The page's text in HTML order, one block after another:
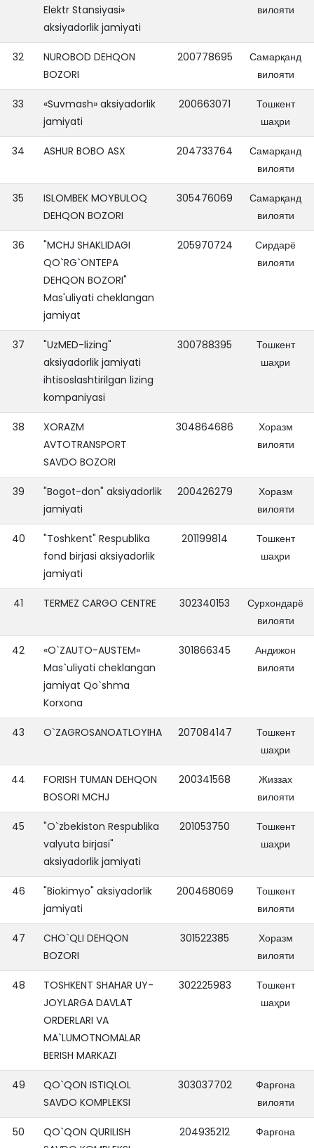
Elektr Stansiyasi»
aksiyadorlik jamiyati
вилояти
32
NUROBOD DEHQON
BOZORI
200778695
Самарқанд
вилояти
33
«Suvmash» aksiyadorlik
jamiyati
200663071
Тошкент
шаҳри
34 ASHUR BOBO ASX 204733764
Самарқанд
вилояти
35
ISLOMBEK MOYBULOQ
DEHQON BOZORI
305476069
Самарқанд
вилояти
36
"MCHJ SHAKLIDAGI
QO`RG`ONTEPA
DEHQON BOZORI"
Mas'uliyati cheklangan
jamiyat
205970724
Сирдарё
вилояти
37
"UzMED-lizing"
aksiyadorlik jamiyati
ihtisoslashtirilgan lizing
kompaniyasi
300788395
Тошкент
шаҳри
38
XORAZM
AVTOTRANSPORT
SAVDO BOZORI
304864686
Хоразм
вилояти
39
"Bogot-don" aksiyadorlik
jamiyati
200426279
Хоразм
вилояти
40
"Toshkent" Respublika
fond birjasi aksiyadorlik
jamiyati
201199814
Тошкент
шаҳри
41 TERMEZ CARGO CENTRE 302340153
Сурхондарё
вилояти
42
«O`ZAUTO-AUSTEM»
Mas`uliyati cheklangan
jamiyat Qo`shma
Korxona
301866345
Андижон
вилояти
43 O`ZAGROSANOATLOYIHA 207084147
Тошкент
шаҳри
44
FORISH TUMAN DEHQON
BOSORI MCHJ
200341568
Жиззах
вилояти
45
"O`zbekiston Respublika
valyuta birjasi"
aksiyadorlik jamiyati
201053750
Тошкент
шаҳри
46
"Biokimyo" aksiyadorlik
jamiyati
200468069
Тошкент
вилояти
47
CHO`QLI DEHQON
BOZORI
301522385
Хоразм
вилояти
48
TOSHKENT SHAHAR UY-
JOYLARGA DAVLAT
ORDERLARI VA
MA`LUMOTNOMALAR
BERISH MARKAZI
302225983
Тошкент
шаҳри
49
QO`QON ISTIQLOL
SAVDO KOMPLEKSI
303037702
Фарғона
вилояти
50
QO`QON QURILISH
204935212
Фарғона